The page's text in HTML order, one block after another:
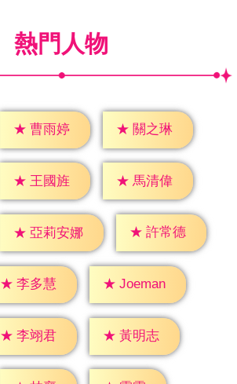
熱門人物
★ 曹雨婷 ★ 關之琳
★ 王國旌 ★ 馬清偉
★ 亞莉安娜 ★ 許常德
★ 李多慧 ★ Joeman
★ 李翊君 ★ 黃明志